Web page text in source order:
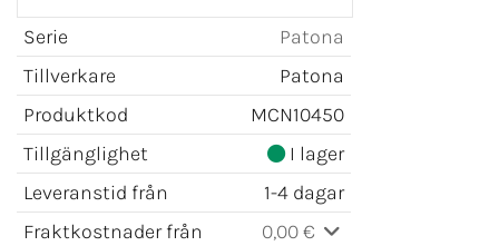
Serie
Patona
Tillverkare
Patona
Produktkod
MCN10450
Tillgänglighet
I lager
Leveranstid från
1-4 dagar
Fraktkostnader från
0,00 €